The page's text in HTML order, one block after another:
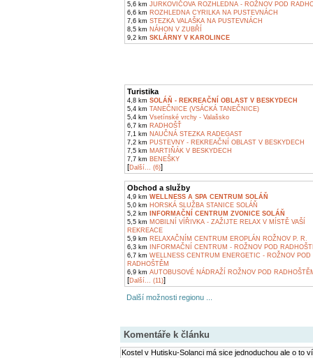
5,6 km JURKOVIČOVA ROZHLEDNA - ROŽNOV POD
6,6 km ROZHLEDNA CYRILKA NA PUSTEVNÁCH
7,6 km STEZKA VALAŠKA NA PUSTEVNÁCH
8,5 km NÁHON V ZUBŘÍ
9,2 km SKLÁRNY V KAROLINCE
Turistika
4,8 km SOLÁŇ - REKREAČNÍ OBLAST V BESKYDECH
5,4 km TANEČNICE (VSÁCKÁ TANEČNICE)
5,4 km Vsetínské vrchy - Valašsko
6,7 km RADHOŠŤ
7,1 km NAUČNÁ STEZKA RADEGAST
7,2 km PUSTEVNY - REKREAČNÍ OBLAST V BESKYDECH
7,5 km MARTIŇÁK V BESKYDECH
7,7 km BENEŠKY
[Další... (6)]
Obchod a služby
4,9 km WELLNESS A SPA CENTRUM SOLÁŇ
5,0 km HORSKÁ SLUŽBA STANICE SOLÁŇ
5,2 km
INFORMAČNÍ CENTRUM ZVONICE SOLÁŇ
5,5 km MOBILNÍ VÍŘIVKA - ZAŽIJTE RELAX V MÍSTĚ VAŠÍ
REKREACE
5,9 km RELAXAČNÍM CENTRUM EROPLÁN ROŽNOV P. R.
6,3 km INFORMAČNÍ CENTRUM - ROŽNOV POD
6,7 km WELLNESS CENTRUM ENERGETIC - ROŽNOV POD
RADHOŠTĚM
6,9 km AUTOBUSOVÉ NÁDRAŽÍ ROŽNOV POD
[Další... (11)]
Další možnosti regionu ...
Komentáře k článku
Kostel v Hutisku-Solanci má sice jednoduchou ale o to